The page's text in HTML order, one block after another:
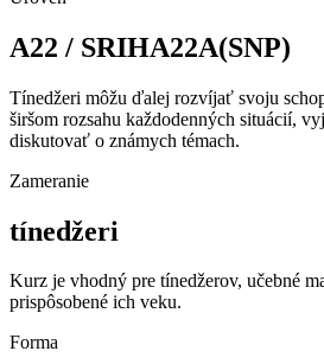
A22 / SRIHA22A(SNP)
Tínedžeri môžu ďalej rozvíjať svoju
širšom rozsahu každodenných situácií,
diskutovať o známych témach.
Zameranie
tínedžeri
Kurz je vhodný pre tínedžerov, učebné
prispôsobené ich veku.
Forma